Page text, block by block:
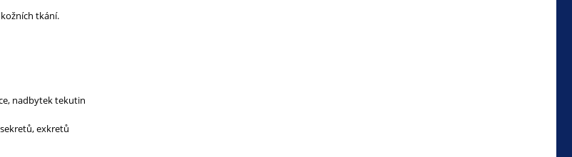
tkání.
nadbytek tekutin
exkretů